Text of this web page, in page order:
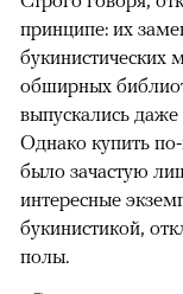
принципе: их
букинистических
обширных
выпускались
Однако купить
было зачастую
интересные
букинистикой,
полы.